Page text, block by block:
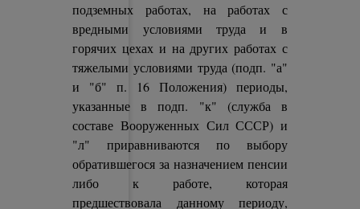
подземных работах, на работах с
вредными условиями труда и в
горячих цехах и на других работах с
тяжелыми условиями труда (подп. "а"
и "б" п. 16 Положения) периоды,
указанные в подп. "к" (служба в
составе Вооруженных Сил СССР) и
"л" приравниваются по выбору
обратившегося за назначением пенсии
либо к работе, которая
предшествовала данному периоду,